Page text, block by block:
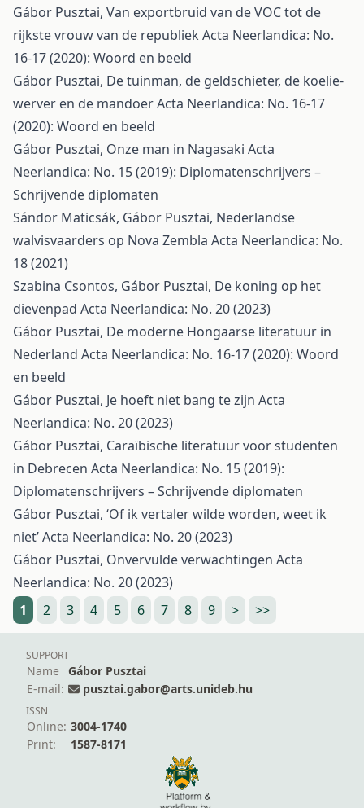
Gábor Pusztai, Van exportbruid van de VOC tot de
rijkste vrouw van de republiek Acta Neerlandica: No.
16-17 (2020): Woord en beeld
Gábor Pusztai, De tuinman, de geldschieter, de koelie-
werver en de mandoerActa Neerlandica: No. 16-17
(2020): Woord en beeld
Gábor Pusztai, Onze man in Nagasaki Acta
Neerlandica: No. 15 (2019): Diplomatenschrijvers –
Schrijvende diplomaten
Sándor Maticsák, Gábor Pusztai, Nederlandse
walvisvaarders op Nova Zembla Acta Neerlandica: No.
18 (2021)
Szabina Csontos, Gábor Pusztai, De koning op het
dievenpad Acta Neerlandica: No. 20 (2023)
Gábor Pusztai, De moderne Hongaarse literatuur in
Nederland Acta Neerlandica: No. 16-17 (2020): Woord
en beeld
Gábor Pusztai, Je hoeft niet bang te zijn Acta
Neerlandica: No. 20 (2023)
Gábor Pusztai, Caraïbische literatuur voor studenten
in Debrecen Acta Neerlandica: No. 15 (2019):
Diplomatenschrijvers – Schrijvende diplomaten
Gábor Pusztai, ‘Of ik vertaler wilde worden, weet ik
niet’Acta Neerlandica: No. 20 (2023)
Gábor Pusztai, Onvervulde verwachtingen Acta
Neerlandica: No. 20 (2023)
1
2 3 4 5 6 7 8 9 > >>
SUPPORT
Name
Gábor Pusztai
E-mail:
pusztai.gabor@arts.unideb.hu
ISSN
Online: 3004-1740
Print:
1587-8171